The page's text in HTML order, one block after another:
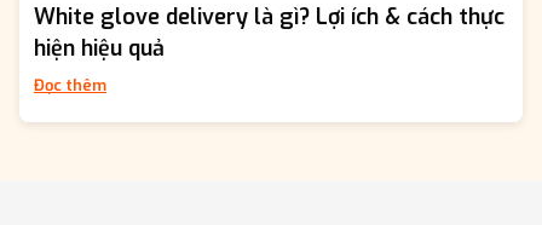
White glove delivery là gì? Lợi ích & cách thực
hiện hiệu quả
Đọc thêm